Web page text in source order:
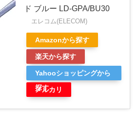
ド ブルー LD-GPA/BU30
エレコム(ELECOM)
Amazonから探す
楽天から探す
Yahooショッピングから
探す
メルカリ